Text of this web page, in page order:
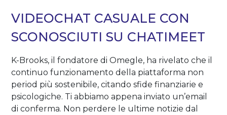
VIDEOCHAT CASUALE CON
SCONOSCIUTI SU CHATIMEET
K-Brooks, il fondatore di Omegle, ha rivelato che il
continuo funzionamento della piattaforma non
period più sostenibile, citando sfide finanziarie e
psicologiche. Ti abbiamo appena inviato un’email
di conferma. Non perdere le ultime notizie dal